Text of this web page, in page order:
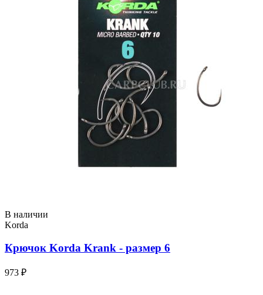
В наличии
Korda
Крючок Korda Krank - размер 6
973 ₽